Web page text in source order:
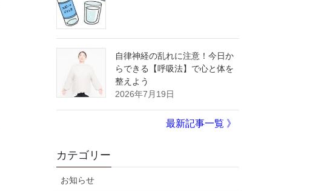
自律神経の乱れに注意！今日か
らできる【呼吸法】で心と体を
整えよう
2026年7月19日
最新記事一覧 》
カテゴリー
お知らせ